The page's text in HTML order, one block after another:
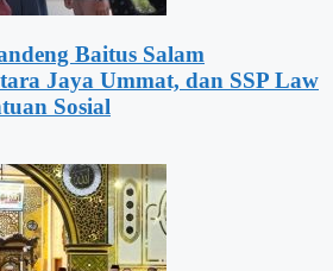
Baitus Salam
Jaya Ummat, dan SSP Law
Sosial